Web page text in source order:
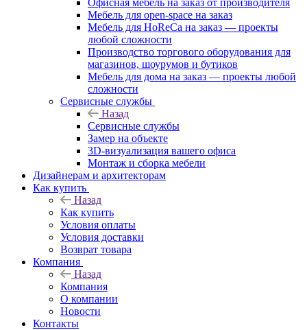
Офисная мебель на заказ от производителя
Мебель для open-space на заказ
Мебель для HoReCa на заказ — проекты
любой сложности
Производство торгового оборудования для
магазинов, шоурумов и бутиков
Мебель для дома на заказ — проекты любой
сложности
Сервисные службы
Назад
Сервисные службы
Замер на объекте
3D-визуализация вашего офиса
Монтаж и сборка мебели
Дизайнерам и архитекторам
Как купить
Назад
Как купить
Условия оплаты
Условия доставки
Возврат товара
Компания
Назад
Компания
О компании
Новости
Контакты